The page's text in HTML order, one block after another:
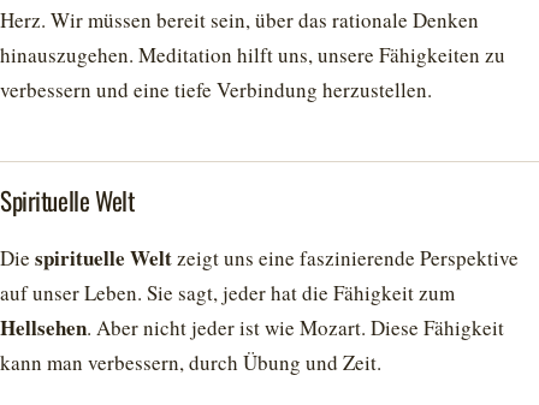
Herz. Wir müssen bereit sein, über das rationale Denken
hinauszugehen. Meditation hilft uns, unsere Fähigkeiten zu
verbessern und eine tiefe Verbindung herzustellen.
Spirituelle Welt
Die spirituelle Weltzeigt uns eine faszinierende Perspektive
auf unser Leben. Sie sagt, jeder hat die Fähigkeit zum
Hellsehen. Aber nicht jeder ist wie Mozart. Diese Fähigkeit
kann man verbessern, durch Übung und Zeit.